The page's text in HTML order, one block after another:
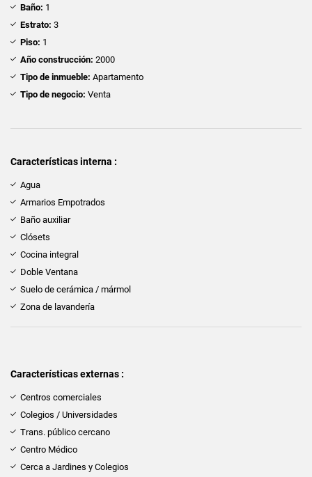
Baño: 1
Estrato: 3
Piso: 1
Año construcción: 2000
Tipo de inmueble: Apartamento
Tipo de negocio: Venta
Características interna :
Agua
Armarios Empotrados
Baño auxiliar
Clósets
Cocina integral
Doble Ventana
Suelo de cerámica / mármol
Zona de lavandería
Características externas :
Centros comerciales
Colegios / Universidades
Trans. público cercano
Centro Médico
Cerca a Jardines y Colegios